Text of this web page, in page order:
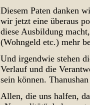
Diesem Paten danken
wir jetzt eine überaus
diese Ausbildung
(Wohngeld etc.) mehr
Und irgendwie stehen
Verlauf und die
sein können.
Allen, die uns halfen,